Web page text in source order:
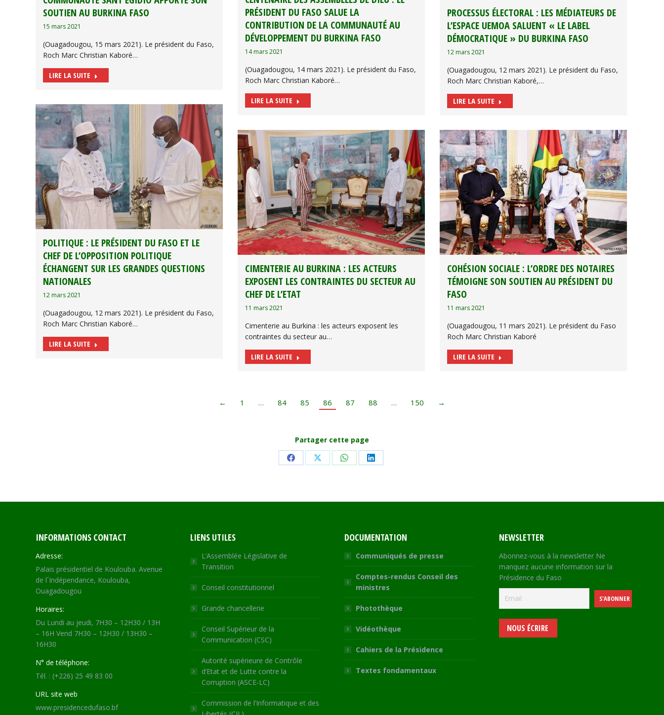
SOUTIEN AU BURKINA FASO
15 mars 2021
(Ouagadougou, 15 mars 2021). Le président du Faso,
Roch Marc Christian Kaboré…
LIRE LA SUITE
PRÉSIDENT DU FASO SALUE LA
CONTRIBUTION DE LA COMMUNAUTÉ AU
DÉVELOPPEMENT DU BURKINA FASO
14 mars 2021
(Ouagadougou, 14 mars 2021). Le président du Faso,
Roch Marc Christian Kaboré…
LIRE LA SUITE
PROCESSUS ÉLECTORAL : LES MÉDIATEURS DE
L’ESPACE UEMOA SALUENT « LE LABEL
DÉMOCRATIQUE » DU BURKINA FASO
12 mars 2021
(Ouagadougou, 12 mars 2021). Le président du Faso,
Roch Marc Christian Kaboré,…
LIRE LA SUITE
POLITIQUE : LE PRÉSIDENT DU FASO ET LE
CHEF DE L’OPPOSITION POLITIQUE
ÉCHANGENT SUR LES GRANDES QUESTIONS
NATIONALES
12 mars 2021
(Ouagadougou, 12 mars 2021). Le président du Faso,
Roch Marc Christian Kaboré…
LIRE LA SUITE
CIMENTERIE AU BURKINA : LES ACTEURS
EXPOSENT LES CONTRAINTES DU SECTEUR AU
CHEF DE L’ETAT
11 mars 2021
Cimenterie au Burkina : les acteurs exposent les
contraintes du secteur au…
LIRE LA SUITE
COHÉSION SOCIALE : L’ORDRE DES NOTAIRES
TÉMOIGNE SON SOUTIEN AU PRÉSIDENT DU
FASO
11 mars 2021
(Ouagadougou, 11 mars 2021). Le président du Faso
Roch Marc Christian Kaboré
LIRE LA SUITE
← 1 … 84 85 86 87 88 … 150 →
Partager cette page
Share Share Share Share
INFORMATIONS CONTACT
Adresse:
Palais présidentiel de Koulouba. Avenue
de l´Indépendance, Koulouba,
Ouagadougou
Horaires:
Du Lundi au jeudi, 7H30 – 12H30 / 13H
– 16H Vend 7H30 – 12H30 / 13H30 –
16H30
N° de téléphone:
Tél. : (+226) 25 49 83 00
URL site web
www.presidencedufaso.bf
LIENS UTILES
L’Assemblée Législative de
Transition
Conseil constitutionnel
Grande chancellerie
Conseil Supérieur de la
Communication (CSC)
Autorité supérieure de Contrôle
d’Etat et de Lutte contre la
Corruption (ASCE-LC)
Commission de l’Informatique et des
DOCUMENTATION
Communiqués de presse
Comptes-rendus Conseil des
ministres
Photothèque
Vidéothèque
Cahiers de la Présidence
Textes fondamentaux
NEWSLETTER
Abonnez-vous à la newsletter Ne
manquez aucune information sur la
Présidence du Faso
NOUS ÉCRIRE